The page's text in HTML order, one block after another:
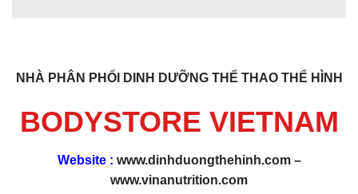
NHÀ PHÂN PHỐI DINH DƯỠNG THỂ THAO THỂ HÌNH
BODYSTORE VIETNAM
Website : www.dinhduongthehinh.com –
www.vinanutrition.com